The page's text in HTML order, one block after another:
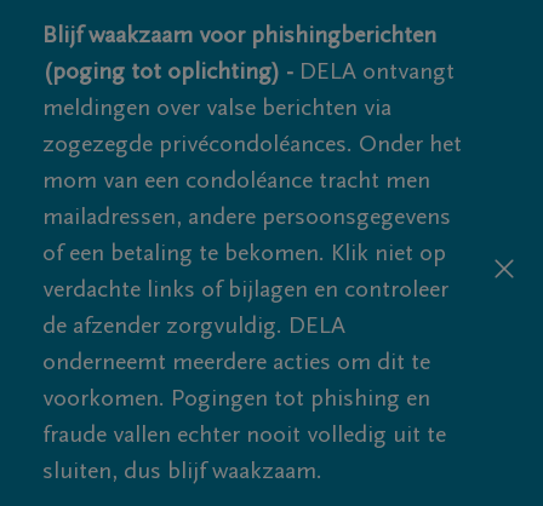
Blijf waakzaam voor phishingberichten
(poging tot oplichting) - DELA ontvangt
meldingen over valse berichten via
zogezegde privécondoléances. Onder het
mom van een condoléance tracht men
mailadressen, andere persoonsgegevens
of een betaling te bekomen. Klik niet op
verdachte links of bijlagen en controleer
de afzender zorgvuldig. DELA
onderneemt meerdere acties om dit te
voorkomen. Pogingen tot phishing en
fraude vallen echter nooit volledig uit te
sluiten, dus blijf waakzaam.